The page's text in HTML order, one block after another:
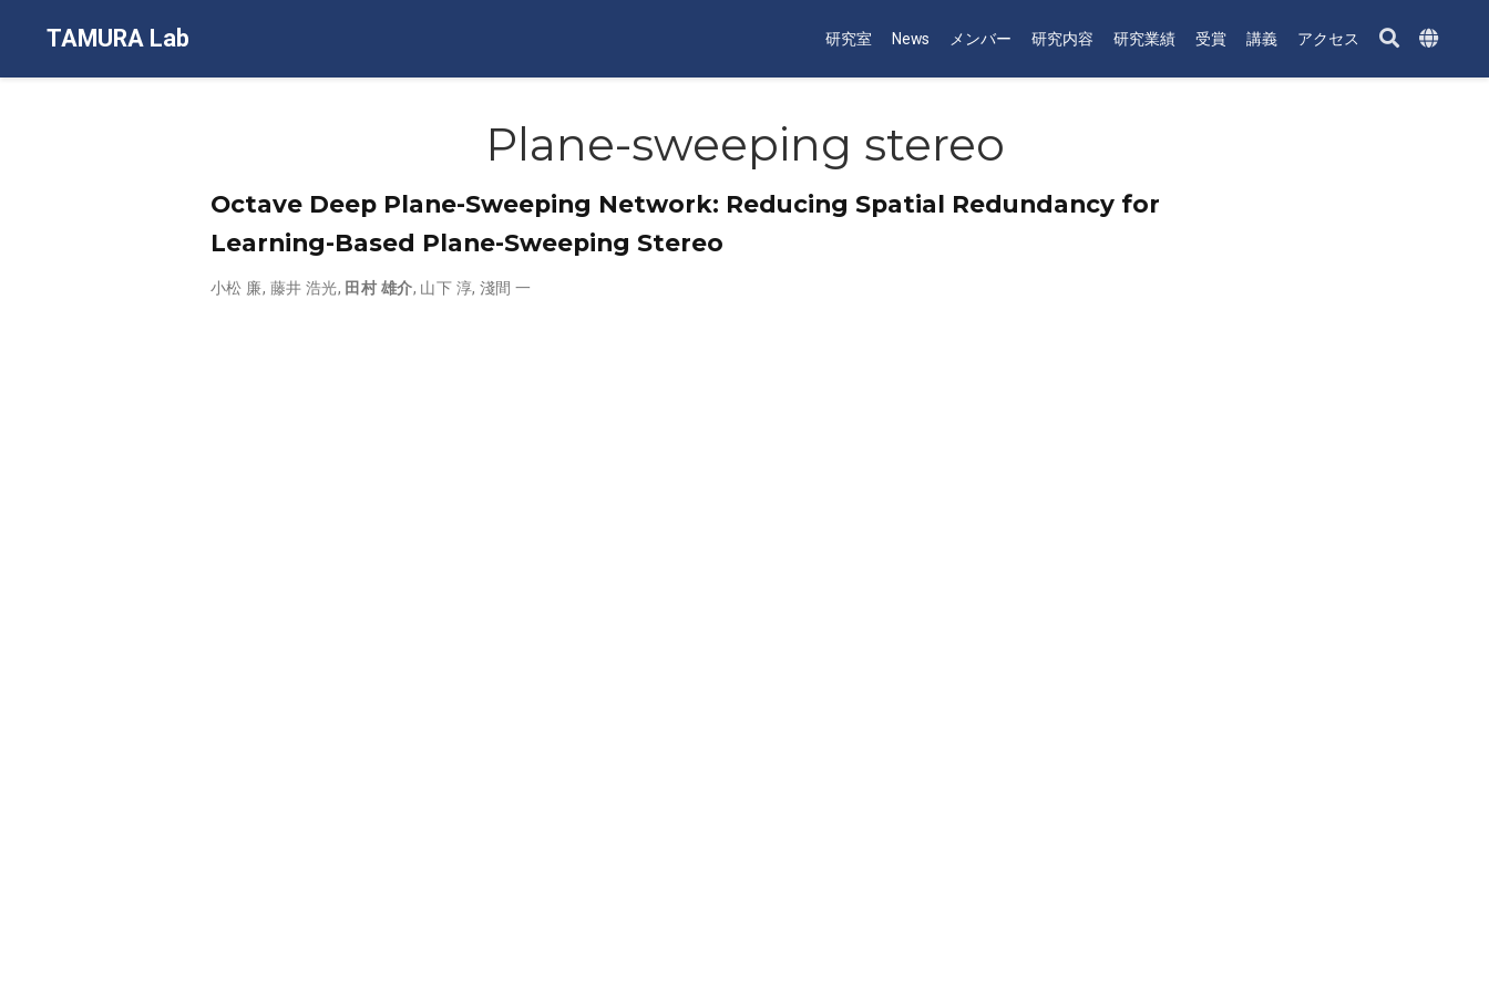
TAMURA Lab 研究室 News メンバー 研究内容 研究業績 受賞 講義 アクセス
Plane-sweeping stereo
Octave Deep Plane-Sweeping Network: Reducing Spatial Redundancy for
Learning-Based Plane-Sweeping Stereo
小松 廉, 藤井 浩光, 田村 雄介, 山下 淳, 淺間 一